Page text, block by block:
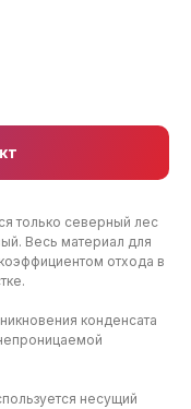
только северный лес
Весь материал для
отхода в
конденсата
несущий